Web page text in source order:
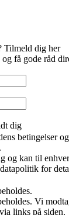
Tilmeld dig her
få gode råd
dig
betingelser
og kan til
for
Vi
links på siden.